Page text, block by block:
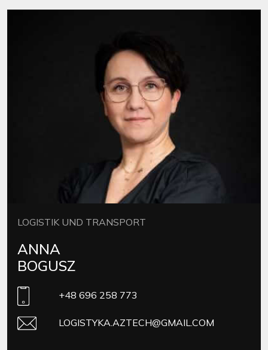
LOGISTIK UND TRANSPORT
ANNA
BOGUSZ
+48 696 258 773
LOGISTYKA.AZTECH@GMAIL.COM